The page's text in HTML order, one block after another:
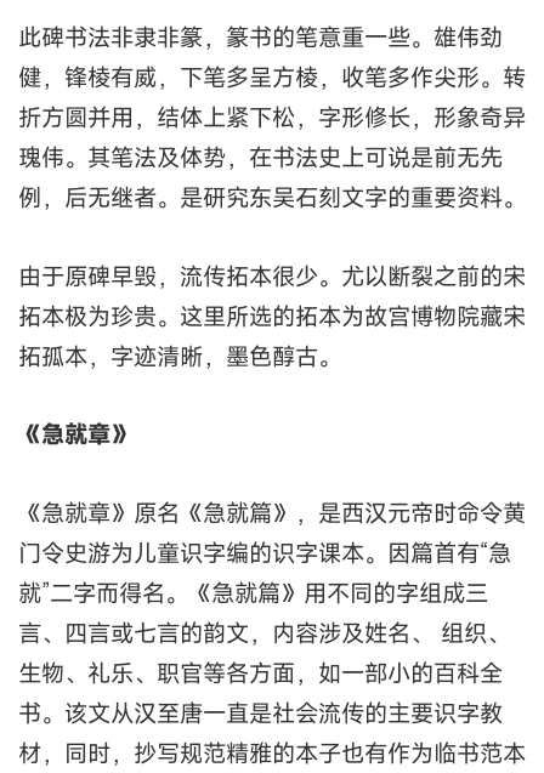
此碑书法非隶非篆，篆书的笔意重一些。雄伟劲
健，锋棱有威，下笔多呈方棱，收笔多作尖形。转
折方圆并用，结体上紧下松，字形修长，形象奇异
瑰伟。其笔法及体势，在书法史上可说是前无先
例，后无继者。是研究东吴石刻文字的重要资料。
由于原碑早毁，流传拓本很少。尤以断裂之前的宋
拓本极为珍贵。这里所选的拓本为故宫博物院藏宋
拓孤本，字迹清晰，墨色醇古。
《急就章》
《急就章》原名《急就篇》，是西汉元帝时命令黄
门令史游为儿童识字编的识字课本。因篇首有“急
就”二字而得名。《急就篇》用不同的字组成三
言、四言或七言的韵文，内容涉及姓名、 组织、
生物、礼乐、职官等各方面，如一部小的百科全
书。该文从汉至唐一直是社会流传的主要识字教
材，同时，抄写规范精雅的本子也有作为临书范本